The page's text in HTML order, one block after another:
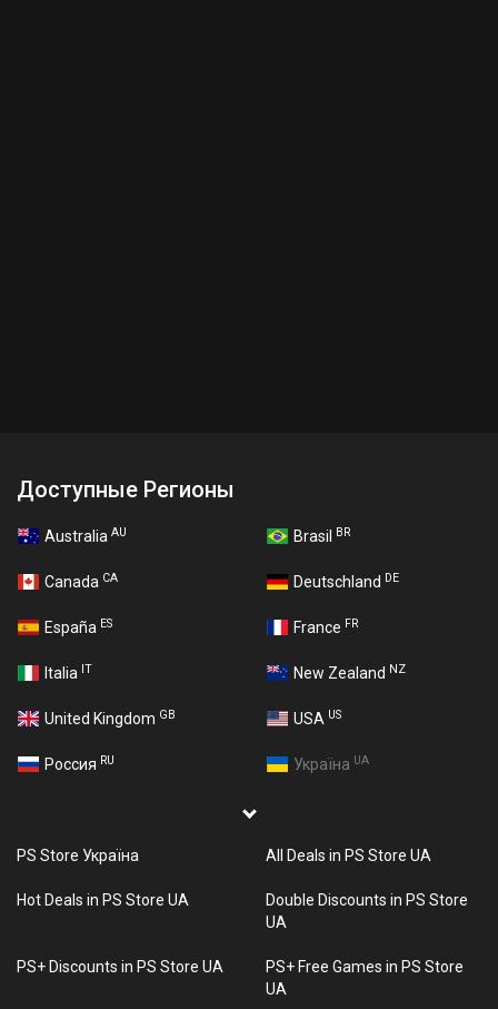
Доступные Регионы
Australia AU Brasil BR
Canada CA Deutschland DE
España ES France FR
Italia IT New Zealand NZ
United Kingdom GB USA US
Россия RU Україна UA
PS Store Україна All Deals in PS Store UA
Hot Deals in PS Store UA
Double Discounts in PS Store
UA
PS+ Discounts in PS Store UA
PS+ Free Games in PS Store
UA